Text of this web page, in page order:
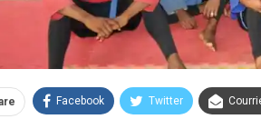
Facebook Twitter